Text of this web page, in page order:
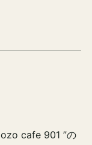
cafe 901 ”の